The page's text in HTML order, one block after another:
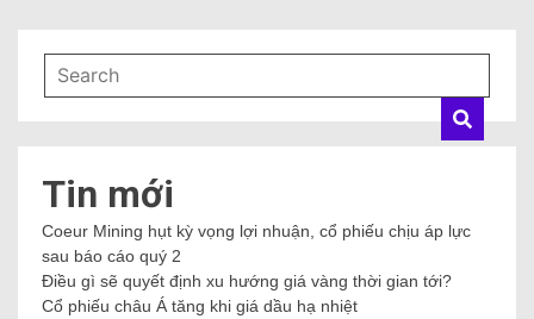
Tin mới
Coeur Mining hụt kỳ vọng lợi nhuận, cổ phiếu chịu áp lực
sau báo cáo quý 2
Điều gì sẽ quyết định xu hướng giá vàng thời gian tới?
Cổ phiếu châu Á tăng khi giá dầu hạ nhiệt